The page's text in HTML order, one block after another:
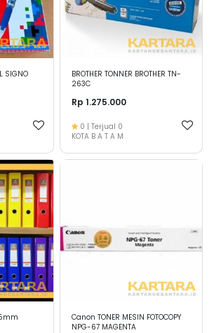
SIGNO
BROTHER TONNER BROTHER TN-
263C
Rp 1.275.000
0 | Terjual 0
KOTA B A T A M
Canon TONER MESIN FOTOCOPY
NPG-67 MAGENTA